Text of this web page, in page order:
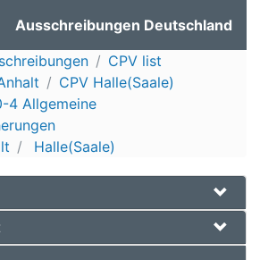
Ausschreibungen Deutschland
CPV list
CPV Halle(Saale)
4 Allgemeine
Halle(Saale)